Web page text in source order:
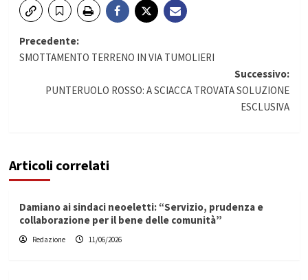
Navigazione
Precedente:
SMOTTAMENTO TERRENO IN VIA TUMOLIERI
Successivo:
PUNTERUOLO ROSSO: A SCIACCA TROVATA SOLUZIONE
ESCLUSIVA
Articoli correlati
Damiano ai sindaci neoeletti: “Servizio, prudenza e
collaborazione per il bene delle comunità”
Redazione 11/06/2026